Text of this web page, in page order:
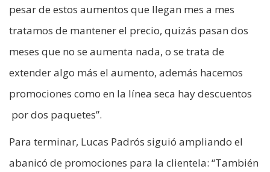
pesar de estos aumentos que llegan mes a mes
tratamos de mantener el precio, quizás pasan dos
meses que no se aumenta nada, o se trata de
extender algo más el aumento, además hacemos
promociones como en la línea seca hay descuentos
por dos paquetes”.
Para terminar, Lucas Padrós siguió ampliando el
abanicó de promociones para la clientela: “También